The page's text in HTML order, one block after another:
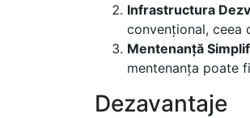
Infrastructura
convențional, ceea
Mentenanță
mentenanța poate
Dezavantaje